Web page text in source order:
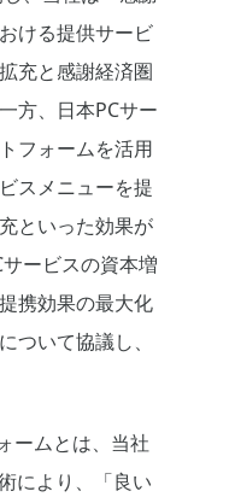
ける提供サービ
充と感謝経済圏
方、日本PCサー
フォームを活用
スメニューを提
といった効果が
ービスの資本増
携効果の最大化
ついて協議し、
ームとは、当社
により、「良い